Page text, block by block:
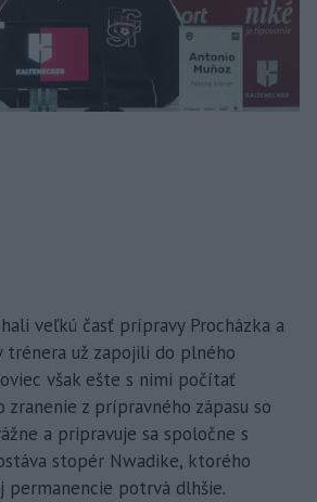
veľkú časť prípravy Procházka a
trénera už zapojili do plného
však ešte s nimi počítať
zranenie z prípravného zápasu so
a pripravuje sa spoločne s
stopér Nwadike, ktorého
permanencie potrvá dlhšie.